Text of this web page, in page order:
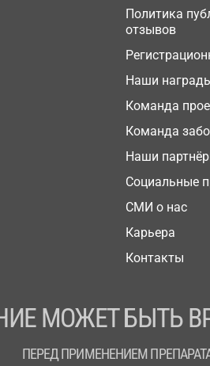
Политика
отзывов
Наши
Команда
Команда
Наши
Социальные
СМИ о нас
Карьера
Контакты
МОЖЕТ БЫТЬ
ПЕРЕД ПРИМЕНЕНИЕМ